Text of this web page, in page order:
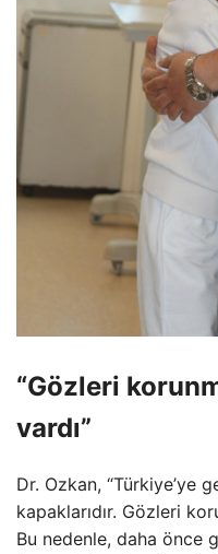
“Gözleri
vardı”
Dr. Ozkan, “Türkiye’ye
kapaklarıdır. Gözleri
Bu nedenle, daha önce